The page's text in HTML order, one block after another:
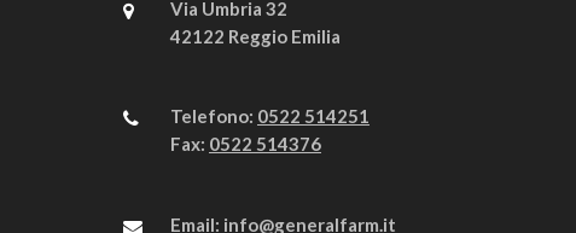
Via Umbria 32
42122 Reggio Emilia
Telefono: 0522 514251
Fax: 0522 514376
Email: info@generalfarm.it